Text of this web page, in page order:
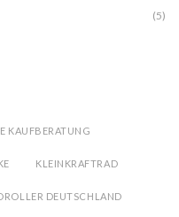
(5)
KAUFBERATUNG
KLEINKRAFTRAD
DEUTSCHLAND